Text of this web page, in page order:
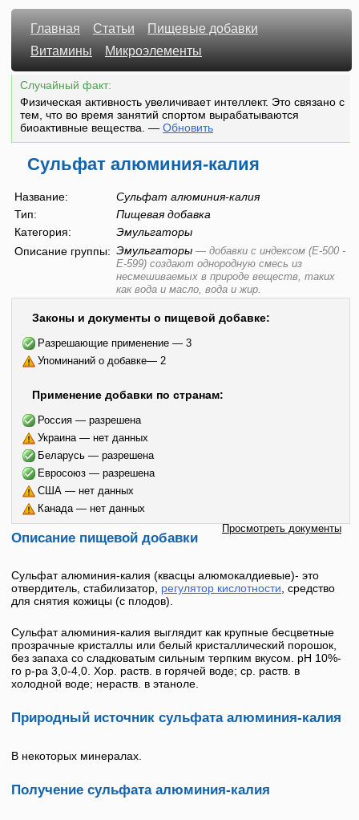
Главная Статьи
Пищевые добавки
Витамины
Микроэлементы
Случайный факт:
Физическая активность увеличивает интеллект. Это связано с
тем, что во время занятий спортом вырабатываются
биоактивные вещества. — Обновить
Сульфат алюминия-калия
Название:
Сульфат алюминия-калия
Тип:
Пищевая добавка
Категория:
Эмульгаторы
Описание группы: Эмульгаторы — добавки с индексом (E-500 -
E-599) создают однородную смесь из
несмешиваемых в природе веществ, таких
как вода и масло, вода и жир.
Законы и документы о пищевой добавке:
Разрешающие применение — 3
Упоминаний о добавке— 2
Применение добавки по странам:
Россия — разрешена
Украина — нет данных
Беларусь — разрешена
Евросоюз — разрешена
США — нет данных
Канада — нет данных
Просмотреть документы
Описание пищевой добавки
Сульфат алюминия-калия (квасцы алюмокалдиевые)- это
отвердитель, стабилизатор, регулятор кислотности, средство
для снятия кожицы (с плодов).
Сульфат алюминия-калия выглядит как крупные бесцветные
прозрачные кристаллы или белый кристаллический порошок,
без запаха со сладковатым сильным терпким вкусом. рН 10%-
го р-ра 3,0-4,0. Хор. раств. в горячей воде; ср. раств. в
холодной воде; нераств. в этаноле.
Природный источник сульфата алюминия-калия
В некоторых минералах.
Получение сульфата алюминия-калия